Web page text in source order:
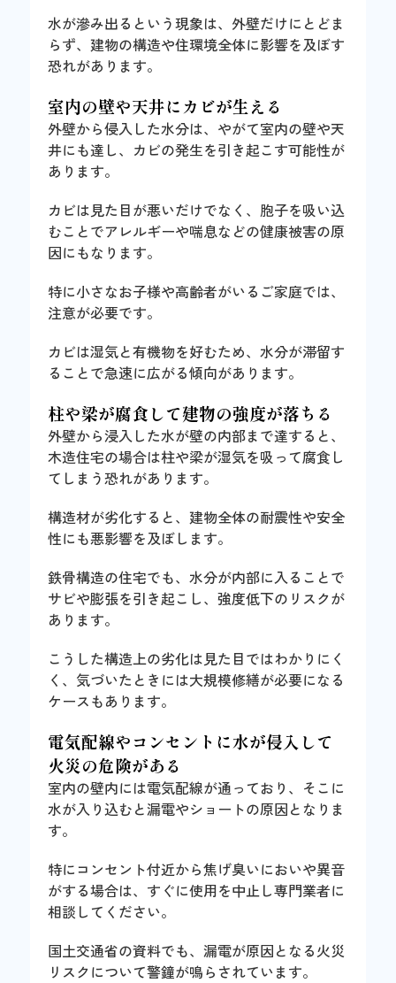
水が滲み出るという現象は、外壁だけにとどま
らず、建物の構造や住環境全体に影響を及ぼす
恐れがあります。
室内の壁や天井にカビが生える
外壁から侵入した水分は、やがて室内の壁や天
井にも達し、カビの発生を引き起こす可能性が
あります。
カビは見た目が悪いだけでなく、胞子を吸い込
むことでアレルギーや喘息などの健康被害の原
因にもなります。
特に小さなお子様や高齢者がいるご家庭では、
注意が必要です。
カビは湿気と有機物を好むため、水分が滞留す
ることで急速に広がる傾向があります。
柱や梁が腐食して建物の強度が落ちる
外壁から浸入した水が壁の内部まで達すると、
木造住宅の場合は柱や梁が湿気を吸って腐食し
てしまう恐れがあります。
構造材が劣化すると、建物全体の耐震性や安全
性にも悪影響を及ぼします。
鉄骨構造の住宅でも、水分が内部に入ることで
サビや膨張を引き起こし、強度低下のリスクが
あります。
こうした構造上の劣化は見た目ではわかりにく
く、気づいたときには大規模修繕が必要になる
ケースもあります。
電気配線やコンセントに水が侵入して
火災の危険がある
室内の壁内には電気配線が通っており、そこに
水が入り込むと漏電やショートの原因となりま
す。
特にコンセント付近から焦げ臭いにおいや異音
がする場合は、すぐに使用を中止し専門業者に
相談してください。
国土交通省の資料でも、漏電が原因となる火災
リスクについて警鐘が鳴らされています。